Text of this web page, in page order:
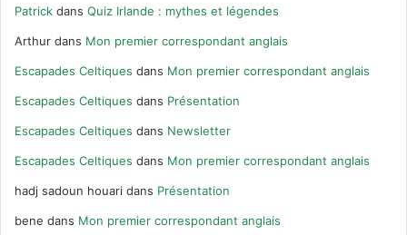
Patrick dans Quiz Irlande : mythes et légendes
Arthur dans Mon premier correspondant anglais
Escapades Celtiques dans Mon premier correspondant anglais
Escapades Celtiques dans Présentation
Escapades Celtiques dans Newsletter
Escapades Celtiques dans Mon premier correspondant anglais
hadj sadoun houari dans Présentation
bene dans Mon premier correspondant anglais